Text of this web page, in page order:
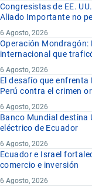
Congresistas de EE.
Aliado Importante no
6 Agosto, 2026
Operación Mondragón:
internacional que
6 Agosto, 2026
El desafío que
Perú contra el crimen
6 Agosto, 2026
Banco Mundial destina
eléctrico de Ecuador
6 Agosto, 2026
Ecuador e Israel
comercio e inversión
6 Agosto, 2026